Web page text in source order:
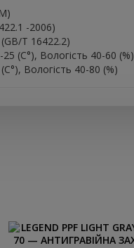
-2006)
T 16422.2)
(C°), Вологість 40-60 (%)
Вологість 40-80 (%)